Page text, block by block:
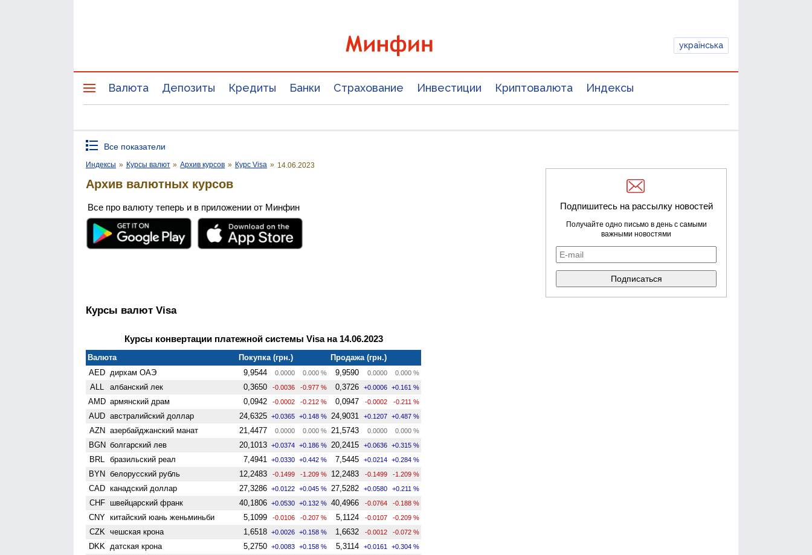
українська
Валюта Депозиты Кредиты Банки Страхование Инвестиции Криптовалюта Индексы
Все показатели
Индексы » Курсы валют » Архив курсов » Курс Visa » 14.06.2023
Архив валютных курсов
Все про валюту теперь и в приложении от Минфин
Курсы валют Visa
Курсы конвертации платежной системы Visa на 14.06.2023
Валюта Покупка (грн.)
Продажа (грн.)
AED дирхам ОАЭ 9,9544 0.0000 0.000 % 9,9590 0.0000 0.000 %
ALL албанский лек 0,3650 -0.0036 -0.977 % 0,3726 +0.0006 +0.161 %
AMD армянский драм 0,0942 -0.0002 -0.212 % 0,0947 -0.0002 -0.211 %
AUD австралийский доллар 24,6325 +0.0365 +0.148 % 24,9031 +0.1207 +0.487 %
AZN азербайджанский манат 21,4477 0.0000 0.000 % 21,5743 0.0000 0.000 %
BGN болгарский лев 20,1013 +0.0374 +0.186 % 20,2415 +0.0636 +0.315 %
BRL бразильский реал 7,4941 +0.0330 +0.442 % 7,5445 +0.0214 +0.284 %
BYN белорусский рубль 12,2483 -0.1499 -1.209 % 12,2483 -0.1499 -1.209 %
CAD канадский доллар 27,3286 +0.0122 +0.045 % 27,5282 +0.0580 +0.211 %
CHF швейцарский франк 40,1806 +0.0530 +0.132 % 40,4966 -0.0764 -0.188 %
CNY китайский юань женьминьби 5,1099 -0.0106 -0.207 % 5,1124 -0.0107 -0.209 %
CZK чешская крона 1,6518 +0.0026 +0.158 % 1,6632 -0.0012 -0.072 %
DKK датская крона 5,2750 +0.0083 +0.158 % 5,3114 +0.0161 +0.304 %
Подпишитесь на рассылку новостей
Получайте одно письмо в день с самыми
важными новостями